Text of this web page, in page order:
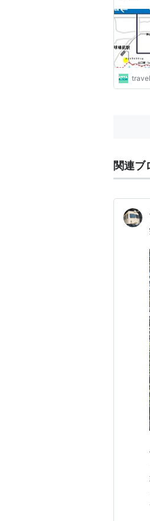
遊園地
関連ブ